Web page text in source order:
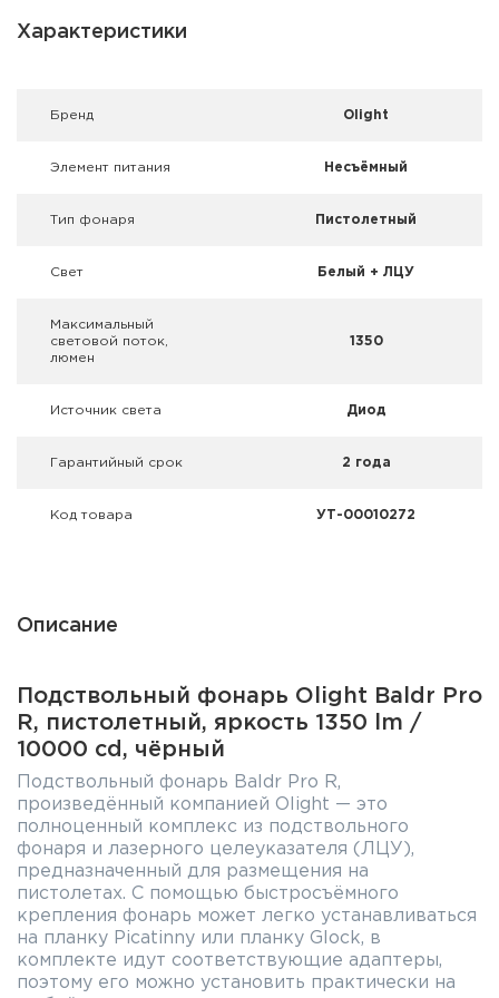
Оружейные шкафы и сейфы
Чехлы и кейсы
Релоадинг
Характеристики
Брeнд Olight
Элемент питания Несъёмный
Тип фонаря Пистолетный
Свет Белый + ЛЦУ
Максимальный
световой поток,
люмен
1350
Источник света Диод
Гарантийный срок 2 года
Код товара УТ-00010272
Описание
Подствольный фонарь Olight Baldr Pro
R, пистолетный, яркость 1350 lm /
10000 cd, чёрный
Подствольный фонарь Baldr Pro R,
произведённый компанией Olight — это
полноценный комплекс из подствольного
фонаря и лазерного целеуказателя (ЛЦУ),
предназначенный для размещения на
пистолетах. С помощью быстросъёмного
крепления фонарь может легко устанавливаться
на планку Picatinny или планку Glock, в
комплекте идут соответствующие адаптеры,
поэтому его можно установить практически на